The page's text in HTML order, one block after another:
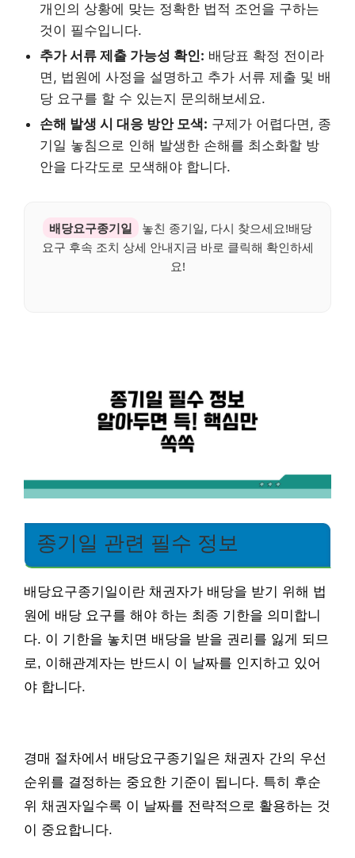
개인의 상황에 맞는 정확한 법적 조언을 구하는
것이 필수입니다.
추가 서류 제출 가능성 확인: 배당표 확정 전이라
면, 법원에 사정을 설명하고 추가 서류 제출 및 배
당 요구를 할 수 있는지 문의해보세요.
손해 발생 시 대응 방안 모색: 구제가 어렵다면, 종
기일 놓침으로 인해 발생한 손해를 최소화할 방
안을 다각도로 모색해야 합니다.
배당요구종기일
놓친 종기일, 다시 찾으세요!배당
요구 후속 조치 상세 안내지금 바로 클릭해 확인하세
요!
종기일 관련 필수 정보
배당요구종기일이란 채권자가 배당을 받기 위해 법
원에 배당 요구를 해야 하는 최종 기한을 의미합니
다. 이 기한을 놓치면 배당을 받을 권리를 잃게 되므
로, 이해관계자는 반드시 이 날짜를 인지하고 있어
야 합니다.
경매 절차에서 배당요구종기일은 채권자 간의 우선
순위를 결정하는 중요한 기준이 됩니다. 특히 후순
위 채권자일수록 이 날짜를 전략적으로 활용하는 것
이 중요합니다.